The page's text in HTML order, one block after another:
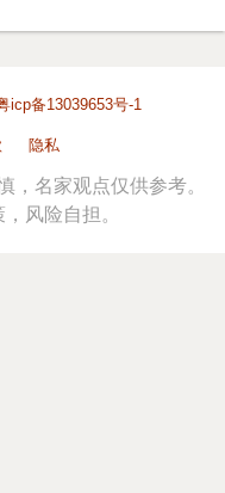
icp备13039653号-1
隐私
，名家观点仅供参考。
风险自担。